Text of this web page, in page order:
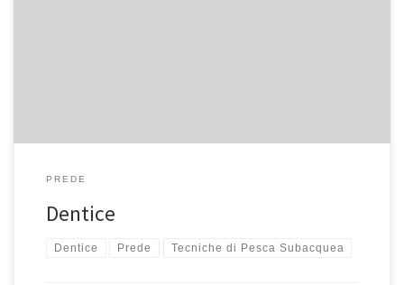
PREDE
Dentice
Dentice Prede Tecniche di Pesca Subacquea